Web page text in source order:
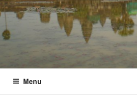
Menu